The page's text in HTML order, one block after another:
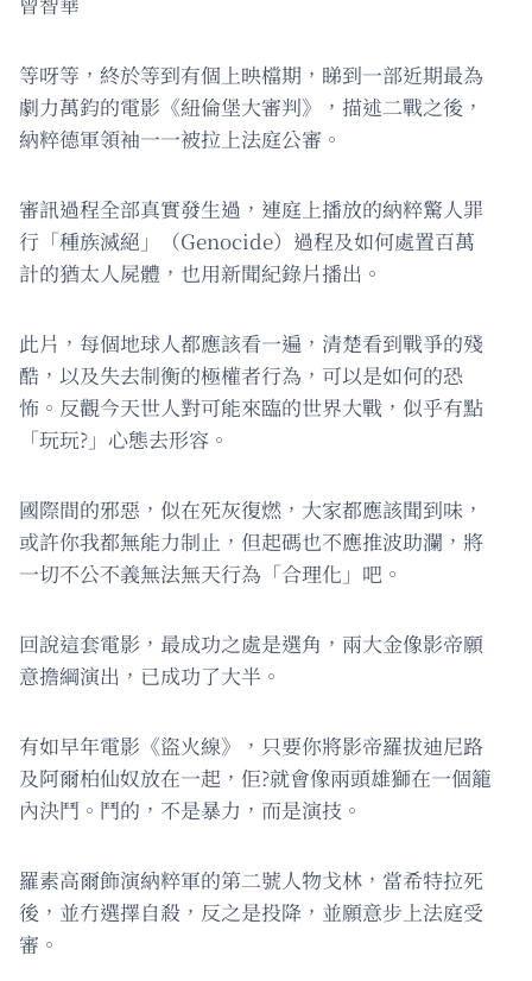
等呀等，終於等到有個上映檔期，睇到一部近期最為
劇力萬鈞的電影《紐倫堡大審判》，描述二戰之後，
納粹德軍領袖一一被拉上法庭公審。
審訊過程全部真實發生過，連庭上播放的納粹驚人罪
行「種族滅絕」（Genocide）過程及如何處置百萬
計的猶太人屍體，也用新聞紀錄片播出。
此片，每個地球人都應該看一遍，清楚看到戰爭的殘
酷，以及失去制衡的極權者行為，可以是如何的恐
怖。反觀今天世人對可能來臨的世界大戰，似乎有點
「玩玩?」心態去形容。
國際間的邪惡，似在死灰復燃，大家都應該聞到味，
或許你我都無能力制止，但起碼也不應推波助瀾，將
一切不公不義無法無天行為「合理化」吧。
回說這套電影，最成功之處是選角，兩大金像影帝願
意擔綱演出，已成功了大半。
有如早年電影《盜火線》，只要你將影帝羅拔迪尼路
及阿爾柏仙奴放在一起，佢?就會像兩頭雄獅在一個籠
內決鬥。鬥的，不是暴力，而是演技。
羅素高爾飾演納粹軍的第二號人物戈林，當希特拉死
後，並冇選擇自殺，反之是投降，並願意步上法庭受
審。